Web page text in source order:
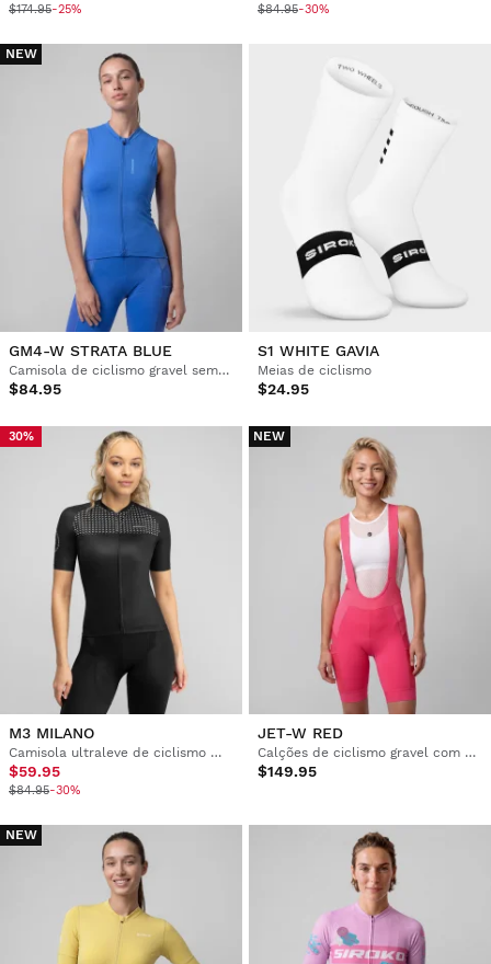
$174.95-25% $84.95-30%
NEW
GM4-W STRATA BLUE
Camisola de ciclismo gravel sem mangas para mulher
$84.95
S1 WHITE GAVIA
Meias de ciclismo
$24.95
30%
M3 MILANO
Camisola ultraleve de ciclismo mulher
$59.95
$84.95-30%
NEW
JET-W RED
Calções de ciclismo gravel com alças para mulher
$149.95
NEW